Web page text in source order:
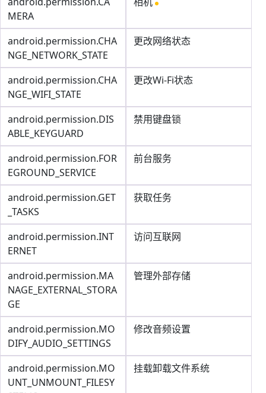
MERA
android.permission.CHA
NGE_NETWORK_STATE
更改网络状态
android.permission.CHA
NGE_WIFI_STATE
更改Wi-Fi状态
android.permission.DIS
ABLE_KEYGUARD
禁用键盘锁
android.permission.FOR
EGROUND_SERVICE
前台服务
android.permission.GET
_TASKS
获取任务
android.permission.INT
ERNET
访问互联网
android.permission.MA
NAGE_EXTERNAL_STORA
GE
管理外部存储
android.permission.MO
DIFY_AUDIO_SETTINGS
修改音频设置
android.permission.MO
UNT_UNMOUNT_FILESY
挂载卸载文件系统